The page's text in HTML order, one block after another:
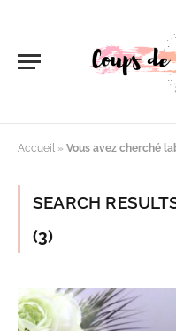
Accueil » Vous avez cherché
SEARCH
(3)